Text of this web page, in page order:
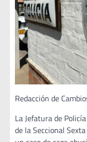
Redacción de
La Jefatura de
de la Seccional